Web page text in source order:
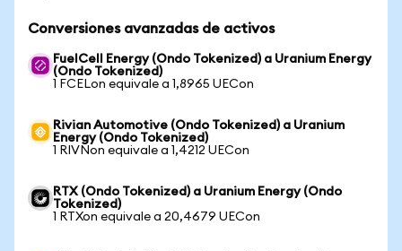
Conversiones avanzadas de activos
FuelCell Energy (Ondo Tokenized) a Uranium Energy
(Ondo Tokenized)
1 FCELon equivale a 1,8965 UECon
Rivian Automotive (Ondo Tokenized) a Uranium
Energy (Ondo Tokenized)
1 RIVNon equivale a 1,4212 UECon
RTX (Ondo Tokenized) a Uranium Energy (Ondo
Tokenized)
1 RTXon equivale a 20,4679 UECon